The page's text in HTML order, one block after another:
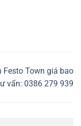
Festo Town giá bao
vấn: 0386 279 939